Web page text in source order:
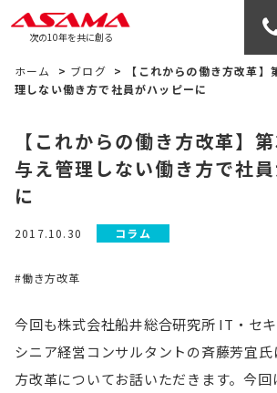
次の10年を共に創る
ホーム > ブログ >
【これからの働き方改革
理しない働き方で社員がハッピーに
【これからの働き方改革】
与え管理しない働き方で社
に
2017.10.30 コラム
#働き方改革
今回も株式会社船井総合研究所 IT・セ
シニア経営コンサルタントの斉藤芳宜
方改革についてお話いただきます。今回